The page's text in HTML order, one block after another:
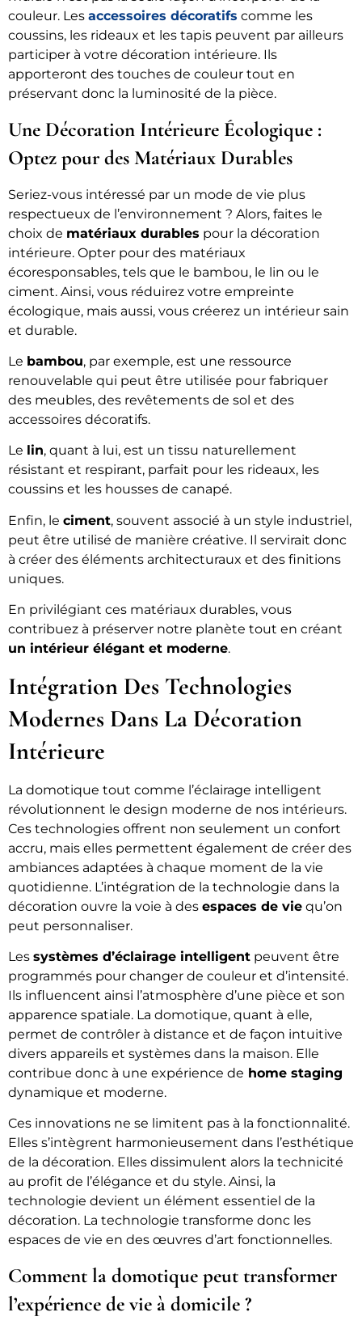
couleur. Les accessoires décoratifs comme les
coussins, les rideaux et les tapis peuvent par ailleurs
participer à votre décoration intérieure. Ils
apporteront des touches de couleur tout en
préservant donc la luminosité de la pièce.
Une Décoration Intérieure Écologique :
Optez pour des Matériaux Durables
Seriez-vous intéressé par un mode de vie plus
respectueux de l’environnement ? Alors, faites le
choix de matériaux durables pour la décoration
intérieure. Opter pour des matériaux
écoresponsables, tels que le bambou, le lin ou le
ciment. Ainsi, vous réduirez votre empreinte
écologique, mais aussi, vous créerez un intérieur sain
et durable.
Le bambou, par exemple, est une ressource
renouvelable qui peut être utilisée pour fabriquer
des meubles, des revêtements de sol et des
accessoires décoratifs.
Le lin, quant à lui, est un tissu naturellement
résistant et respirant, parfait pour les rideaux, les
coussins et les housses de canapé.
Enfin, le ciment, souvent associé à un style industriel,
peut être utilisé de manière créative. Il servirait donc
à créer des éléments architecturaux et des finitions
uniques.
En privilégiant ces matériaux durables, vous
contribuez à préserver notre planète tout en créant
un intérieur élégant et moderne.
Intégration Des Technologies
Modernes Dans La Décoration
Intérieure
La domotique tout comme l’éclairage intelligent
révolutionnent le design moderne de nos intérieurs.
Ces technologies offrent non seulement un confort
accru, mais elles permettent également de créer des
ambiances adaptées à chaque moment de la vie
quotidienne. L’intégration de la technologie dans la
décoration ouvre la voie à des espaces de vie qu’on
peut personnaliser.
Les systèmes d’éclairage intelligent peuvent être
programmés pour changer de couleur et d’intensité.
Ils influencent ainsi l’atmosphère d’une pièce et son
apparence spatiale. La domotique, quant à elle,
permet de contrôler à distance et de façon intuitive
divers appareils et systèmes dans la maison. Elle
contribue donc à une expérience de home staging
dynamique et moderne.
Ces innovations ne se limitent pas à la fonctionnalité.
Elles s’intègrent harmonieusement dans l’esthétique
de la décoration. Elles dissimulent alors la technicité
au profit de l’élégance et du style. Ainsi, la
technologie devient un élément essentiel de la
décoration. La technologie transforme donc les
espaces de vie en des œuvres d’art fonctionnelles.
Comment la domotique peut transformer
l’expérience de vie à domicile ?